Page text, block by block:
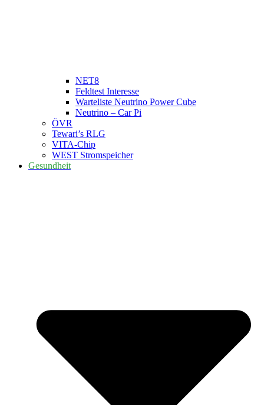
NET8
Feldtest Interesse
Warteliste Neutrino Power Cube
Neutrino – Car Pi
ÖVR
Tewari’s RLG
VITA-Chip
WEST Stromspeicher
Gesundheit